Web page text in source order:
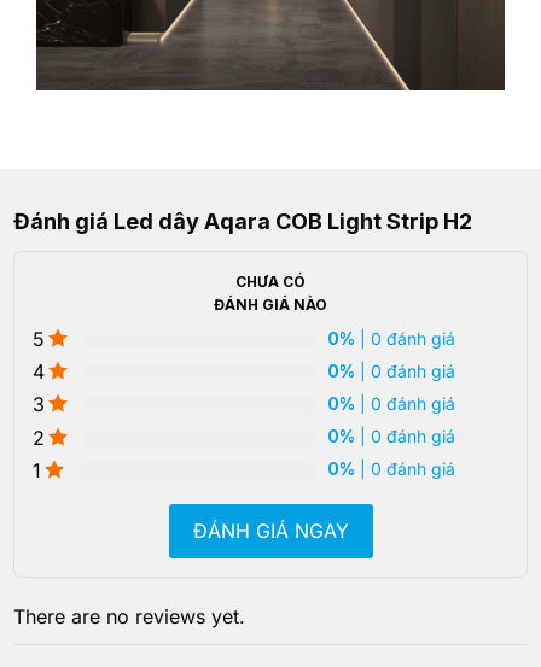
Đánh giá Led dây Aqara COB Light Strip H2
CHƯA CÓ
ĐÁNH GIÁ NÀO
5 0% | 0 đánh giá
4 0% | 0 đánh giá
3 0% | 0 đánh giá
2 0% | 0 đánh giá
1 0% | 0 đánh giá
ĐÁNH GIÁ NGAY
There are no reviews yet.